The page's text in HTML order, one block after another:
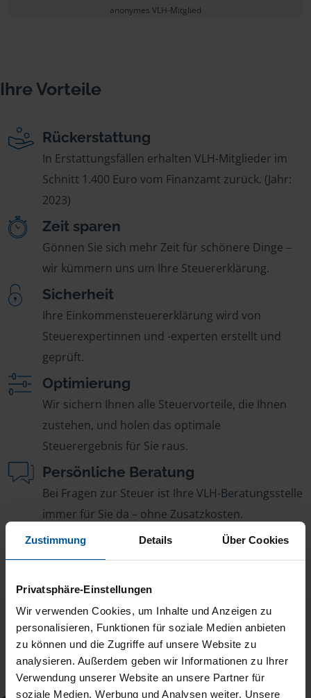
Zustimmung Details Über Cookies
Privatsphäre-Einstellungen
Wir verwenden Cookies, um Inhalte und Anzeigen zu
personalisieren, Funktionen für soziale Medien anbieten
zu können und die Zugriffe auf unsere Website zu
analysieren. Außerdem geben wir Informationen zu Ihrer
Verwendung unserer Website an unsere Partner für
soziale Medien, Werbung und Analysen weiter. Unsere
anonymes VLH-Mitglied
Ihre Vorteile
Rückerstattung
In Erstattungsfällen erhalten VLH-Mitglieder im
Schnitt 1.400 Euro vom Finanzamt zurück. (Jahr:
2023)
Zeit sparen
Gönnen Sie sich mehr Zeit für schönere Dinge –
wir kümmern uns um Ihre Steuererklärung.
Sicherheit
Ihre Einkommensteuererklärung wird von
Steuerexpertinnen und -experten erstellt und
geprüft.
Optimierung
Wir sichern Ihnen alle Steuervorteile, die Ihnen
zustehen, und holen das optimale
Steuerergebnis für Sie raus.
Persönliche Beratung
Bei Fragen zur Steuer ist Ihre VLH-Beratungsstelle
immer für Sie da – ohne Zusatzkosten.
Fairer Beitrag
Sie zahlen für alle unsere Leistungen nur einen
jährlichen Mitgliedsbeitrag, der sich nach Ihren